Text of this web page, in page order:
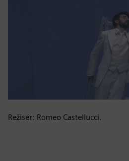
Režisér: Romeo Castellucci.